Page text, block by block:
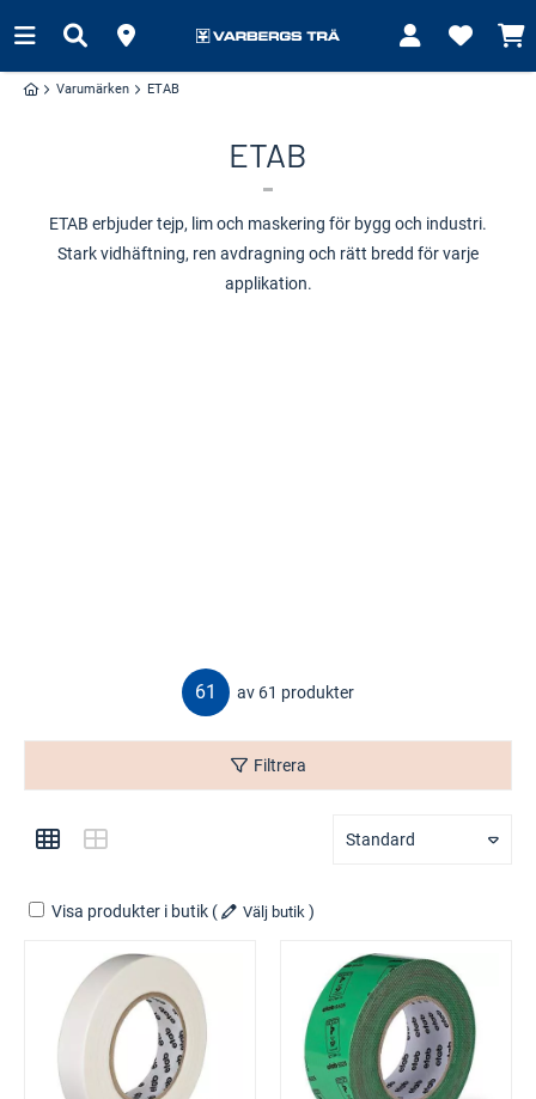
Varumärken ETAB
ETAB
ETAB erbjuder tejp, lim och maskering för bygg och industri.
Stark vidhäftning, ren avdragning och rätt bredd för varje
applikation.
61 av 61 produkter
Filtrera
Standard
Visa produkter i butik ( Välj butik )